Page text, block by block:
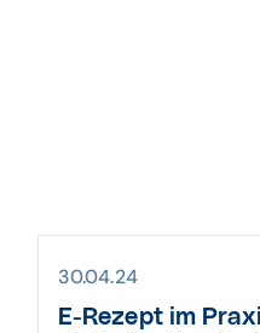
30.04.24
E-Rezept im